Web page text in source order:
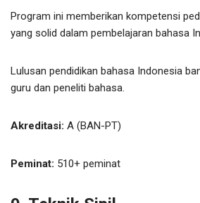
Program ini memberikan kompetensi
yang solid dalam pembelajaran bahasa
Lulusan pendidikan bahasa Indonesia
guru dan peneliti bahasa.
Akreditasi: A (BAN-PT)
Peminat: 510+ peminat